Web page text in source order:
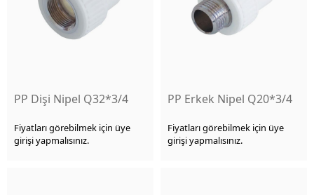
PP Dişi Nipel Q32*3/4
Fiyatları görebilmek için üye
girişi yapmalısınız.
PP Erkek Nipel Q20*3/4
Fiyatları görebilmek için üye
girişi yapmalısınız.